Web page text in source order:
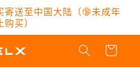
送至中国大陆（🔞未成年
买）
购
物